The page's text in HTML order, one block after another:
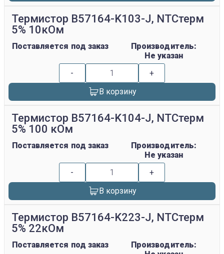
Термистор B57164-K103-J, NTCтерм
5% 10кОм
Поставляется под заказ
Производитель:
Не указан
-
+
В корзину
Термистор B57164-K104-J, NTCтерм
5% 100 кОм
Поставляется под заказ
Производитель:
Не указан
-
+
В корзину
Термистор B57164-K223-J, NTCтерм
5% 22кОм
Поставляется под заказ
Производитель: